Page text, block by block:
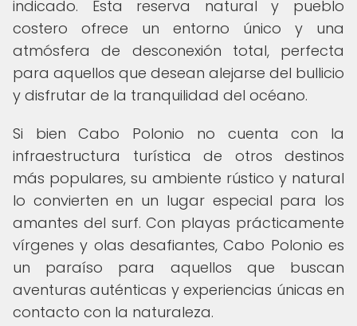
indicado. Esta reserva natural y pueblo
costero ofrece un entorno único y una
atmósfera de desconexión total, perfecta
para aquellos que desean alejarse del bullicio
y disfrutar de la tranquilidad del océano.
Si bien Cabo Polonio no cuenta con la
infraestructura turística de otros destinos
más populares, su ambiente rústico y natural
lo convierten en un lugar especial para los
amantes del surf. Con playas prácticamente
vírgenes y olas desafiantes, Cabo Polonio es
un paraíso para aquellos que buscan
aventuras auténticas y experiencias únicas en
contacto con la naturaleza.